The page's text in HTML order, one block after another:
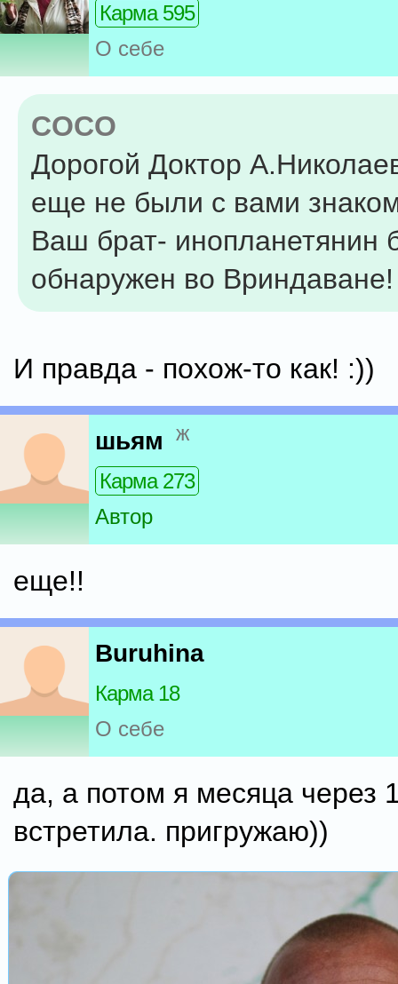
Карма 595
О себе
COCO
Дорогой Доктор
еще не были с вами
Ваш брат- инопланетянин
обнаружен во Вриндаване!
И правда - похож-то как! :))
шьям ж
Карма 273
Автор
еще!!
Buruhina
Карма 18
О себе
да, а потом я месяца через
встретила. пригружаю))